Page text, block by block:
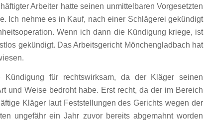
Arbeiter hatte seinen unmittelbaren Vorgesetzten
Ich nehme es in Kauf, nach einer Schlägerei gekündigt
Wenn ich dann die Kündigung kriege, ist
gekündigt. Das Arbeitsgericht Mönchengladbach hat
für rechtswirksam, da der Kläger seinen
und Weise bedroht habe. Erst recht, da der im Bereich
Kläger laut Feststellungen des Gerichts wegen der
ungefähr ein Jahr zuvor bereits abgemahnt worden